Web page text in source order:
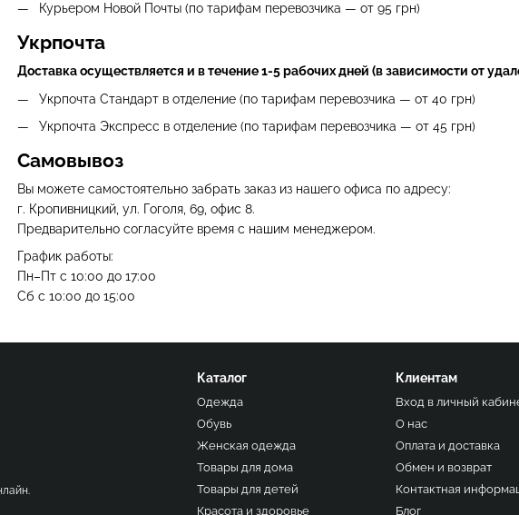
Курьером Новой Почты (по тарифам перевозчика — от 95 грн)
Укрпочта
Доставка осуществляется и в течение 1-5 рабочих дней (в зависимости от
Укрпочта Стандарт в отделение (по тарифам перевозчика — от 40 грн)
Укрпочта Экспресс в отделение (по тарифам перевозчика — от 45 грн)
Самовывоз
Вы можете самостоятельно забрать заказ из нашего офиса по адресу:
г. Кропивницкий, ул. Гоголя, 69, офис 8.
Предварительно согласуйте время с нашим менеджером.
График работы:
Пн–Пт с 10:00 до 17:00
Сб с 10:00 до 15:00
Каталог
Одежда
Обувь
Женская одежда
Товары для дома
Товары для детей
Красота и здоровье
Клиентам
Вход в личный
О нас
Оплата и доставка
Обмен и возврат
Контактная
Блог